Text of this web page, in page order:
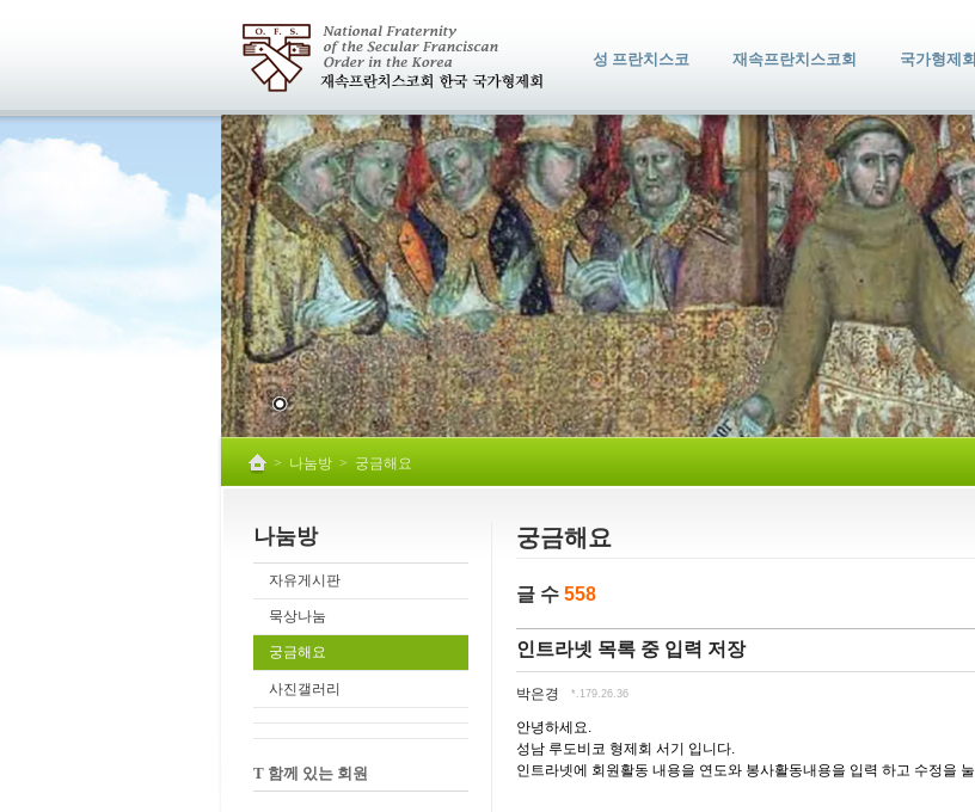
성 프란치스코 재속프란치스코회 국가형제회
> 나눔방 > 궁금해요
궁금해요
글 수 558
인트라넷 목록 중 입력 저장
박은경 *.179.26.36
안녕하세요.
성남 루도비코 형제회 서기 입니다.
인트라넷에 회원활동 내용을 연도와 봉사활동내용을 입력 하고 수정을
나눔방
자유게시판
묵상나눔
궁금해요
사진갤러리
T 함께 있는 회원